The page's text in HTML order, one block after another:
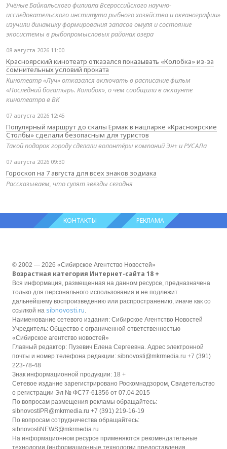
Учёные Байкальского филиала Всероссийского научно-
исследовательского института рыбного хозяйства и океанографии»
изучили динамику формирования запасов омуля и состояние
экосистемы в рыбопромысловых районах озера
08 августа 2026 11:00
Красноярский кинотеатр отказался показывать «Колобка» из-за
сомнительных условий проката
Кинотеатр «Луч» отказался включать в расписание фильм
«Последний богатырь. Колобок», о чем сообщили в аккаунте
кинотеатра в ВК
07 августа 2026 12:45
Популярный маршрут до скалы Ермак в нацпарке «Красноярские
Столбы» сделали безопасным для туристов
Такой подарок городу сделали волонтёры компаний Эн+ и РУСАЛа
07 августа 2026 09:30
Гороскоп на 7 августа для всех знаков зодиака
Рассказываем, что сулят звёзды сегодня
КОНТАКТЫ РЕКЛАМА
© 2002 — 2026 «Сибирское Агентство Новостей»
Возрастная категория Интернет-сайта 18 +
Вся информация, размещенная на данном ресурсе, предназначена
только для персонального использования и не подлежит
дальнейшему воспроизведению или распространению, иначе как со
ссылкой на sibnovosti.ru.
Наименование сетевого издания: Сибирское Агентство Новостей
Учредитель: Общество с ограниченной ответственностью
«Сибирское агентство новостей»
Главный редактор: Пузевич Елена Сергеевна. Адрес электронной
почты и номер телефона редакции: sibnovosti@mkrmedia.ru +7 (391)
223-78-48
Знак информационной продукции: 18 +
Сетевое издание зарегистрировано Роскомнадзором, Свидетельство
о регистрации Эл № ФС77-61356 от 07.04.2015
По вопросам размещения рекламы обращайтесь:
sibnovostiPR@mkrmedia.ru +7 (391) 219-16-19
По вопросам сотрудничества обращайтесь:
sibnovostiNEWS@mkrmedia.ru
На информационном ресурсе применяются рекомендательные